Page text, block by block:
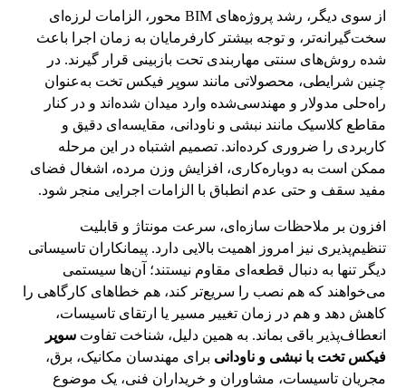
از سوی دیگر، رشد پروژه‌های BIM محور، الزامات لرزه‌ای
سخت‌گیرانه‌تر، و توجه بیشتر کارفرمایان به زمان اجرا باعث
شده روش‌های سنتی مهاربندی تحت بازبینی قرار گیرند. در
چنین شرایطی، محصولاتی مانند سوپر فیکس تخت به‌عنوان
راه‌حلی مدولار و مهندسی‌شده وارد میدان شده‌اند و در کنار
مقاطع کلاسیک مانند نبشی و ناودانی، مقایسه‌ای دقیق و
کاربردی را ضروری کرده‌اند. تصمیم اشتباه در این مرحله
ممکن است به دوباره‌کاری، افزایش وزن مرده، اشغال فضای
مفید سقف و حتی عدم انطباق با الزامات اجرایی منجر شود.
افزون بر ملاحظات سازه‌ای، سرعت مونتاژ و قابلیت
تنظیم‌پذیری نیز امروز اهمیت بالایی دارد. پیمانکاران تاسیساتی
دیگر تنها به دنبال قطعه‌ای مقاوم نیستند؛ آن‌ها سیستمی
می‌خواهند که هم نصب را سریع‌تر کند، هم خطاهای کارگاهی را
کاهش دهد و هم در زمان تغییر مسیر یا ارتقای تاسیسات،
انعطاف‌پذیر باقی بماند. به همین دلیل، شناخت تفاوتسوپر
فیکس تخت با نبشی و ناودانی برای مهندسان مکانیک، برق،
مجریان تاسیسات، مشاوران و خریداران فنی، یک موضوع